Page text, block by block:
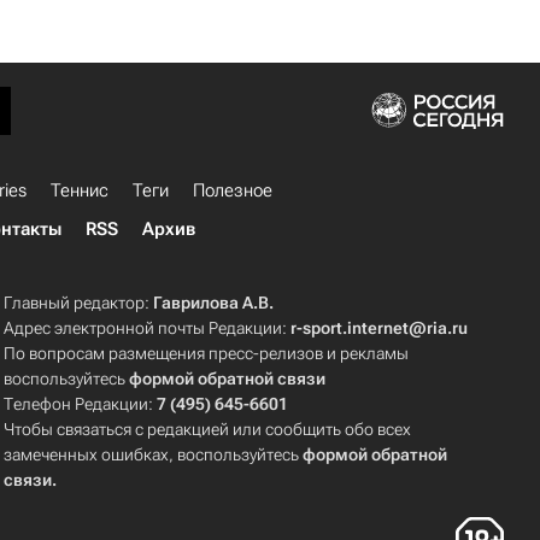
Теннис Теги
Полезное
RSS Архив
Главный редактор: Гаврилова А.В.
Адрес электронной почты Редакции: r-sport.internet@ria.ru
По вопросам размещения пресс-релизов и рекламы
воспользуйтесьформой обратной связи
Телефон Редакции:7 (495) 645-6601
Чтобы связаться с редакцией или сообщить обо всех
замеченных ошибках, воспользуйтесьформой обратной
связи.